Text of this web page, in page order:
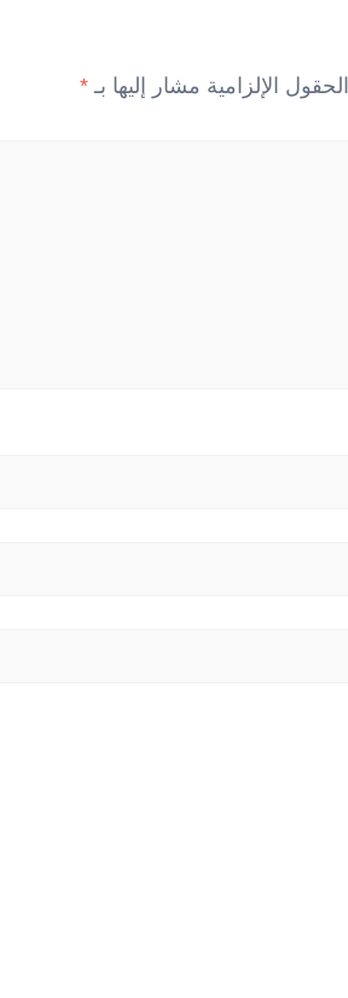
الحقول الإلزامية مشار إليها بـ *